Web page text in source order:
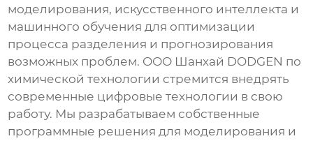
моделирования, искусственного интеллекта и
машинного обучения для оптимизации
процесса разделения и прогнозирования
возможных проблем. ООО Шанхай DODGEN по
химической технологии стремится внедрять
современные цифровые технологии в свою
работу. Мы разрабатываем собственные
программные решения для моделирования и